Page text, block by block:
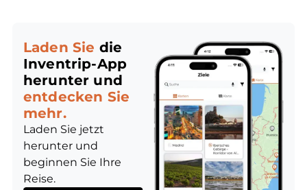
Laden Sie die
Inventrip-App
herunter und
entdecken Sie
mehr.
Laden Sie jetzt
herunter und
beginnen Sie Ihre
Reise.